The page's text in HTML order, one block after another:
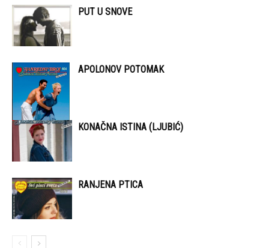
PUT U SNOVE
APOLONOV POTOMAK
KONAČNA ISTINA (LJUBIĆ)
RANJENA PTICA